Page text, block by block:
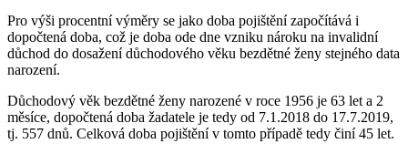
Pro výši procentní výměry se jako doba pojištění započítává i
dopočtená doba, což je doba ode dne vzniku nároku na invalidní
důchod do dosažení důchodového věku bezdětné ženy stejného data
narození.
Důchodový věk bezdětné ženy narozené v roce 1956 je 63 let a 2
měsíce, dopočtená doba žadatele je tedy od 7.1.2018 do 17.7.2019,
tj. 557 dnů. Celková doba pojištění v tomto případě tedy činí 45 let.